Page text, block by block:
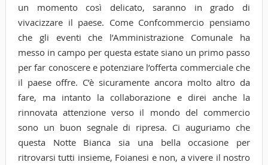
un momento così delicato, saranno in grado di
vivacizzare il paese. Come Confcommercio pensiamo
che gli eventi che l’Amministrazione Comunale ha
messo in campo per questa estate siano un primo passo
per far conoscere e potenziare l’offerta commerciale che
il paese offre. C’è sicuramente ancora molto altro da
fare, ma intanto la collaborazione e direi anche la
rinnovata attenzione verso il mondo del commercio
sono un buon segnale di ripresa. Ci auguriamo che
questa Notte Bianca sia una bella occasione per
ritrovarsi tutti insieme, Foianesi e non, a vivere il nostro